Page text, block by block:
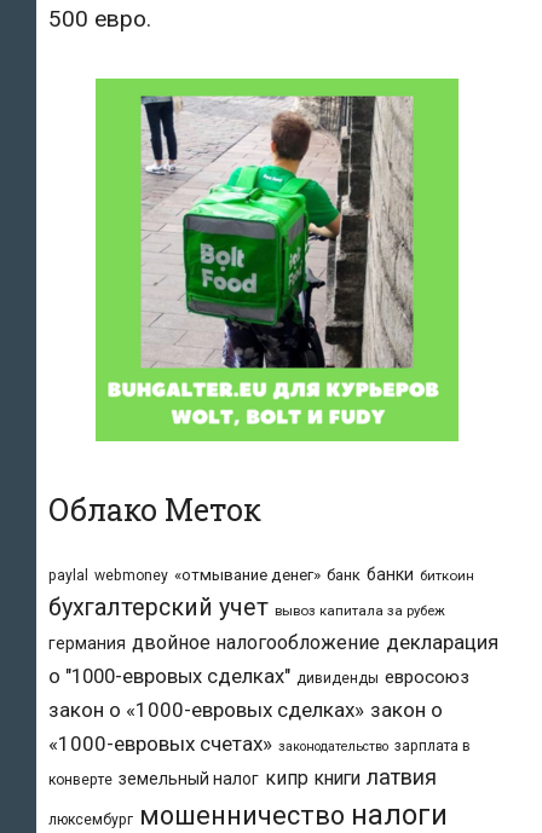
500 евро.
Облако Меток
paylal webmoney «отмывание денег» банк банки биткоин
бухгалтерский учет вывоз капитала за рубеж
германия двойное налогообложение декларация
о "1000-евровых сделках" дивиденды евросоюз
закон о «1000-евровых сделках» закон о
«1000-евровых счетах» законодательство зарплата в
конверте земельный налог кипр книги латвия
люксембург мошенничество налоги